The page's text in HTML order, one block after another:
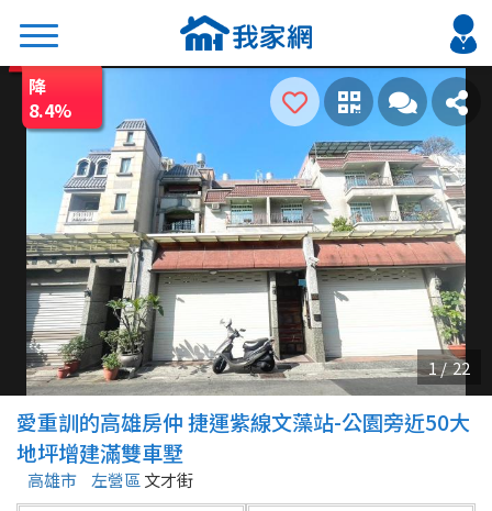
搜尋
熱門關鍵字
2026 台北降價好屋限量釋出
2026 新北降價好屋限量釋出
2026 台中降價好屋限量釋出
2026 台南降價好屋限量釋出
2026 高雄降價好屋限量釋出
縣市
不限
台北市
區域
降
8.4%
愛重訓的高雄房仲 捷運紫線文藻站-公園旁近50大
地坪增建滿雙車墅
高雄市 左營區 文才街